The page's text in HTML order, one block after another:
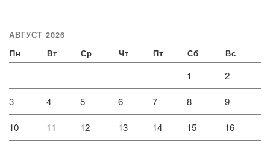
АВГУСТ 2026
Пн Вт Ср Чт Пт Сб Вс
1 2
3 4 5 6 7 8 9
10 11 12 13 14 15 16